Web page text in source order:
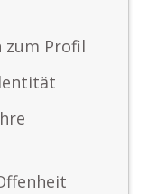
zum Profil